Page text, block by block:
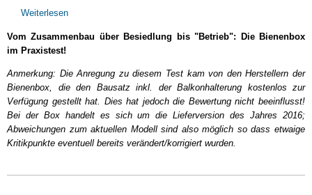
Weiterlesen
Bienenbox
Vom Zusammenbau über Besiedlung bis "Betrieb": Die Bienenbox
im Praxistest!
Anmerkung: Die Anregung zu diesem Test kam von den Herstellern der
Bienenbox, die den Bausatz inkl. der Balkonhalterung kostenlos zur
Verfügung gestellt hat. Dies hat jedoch die Bewertung nicht beeinflusst!
Bei der Box handelt es sich um die Lieferversion des Jahres 2016;
Abweichungen zum aktuellen Modell sind also möglich so dass etwaige
Kritikpunkte eventuell bereits verändert/korrigiert wurden.